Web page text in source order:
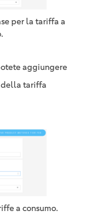
per la tariffa a
aggiungere
della tariffa
a consumo.